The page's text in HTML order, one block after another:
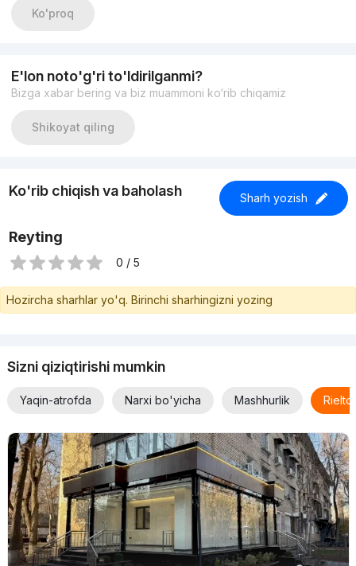
ЦЕНА: $130.000 торг
+998933373776
Ko'proq
E'lon noto'g'ri to'ldirilganmi?
Bizga xabar bering va biz muammoni ko‘rib chiqamiz
Shikoyat qiling
Ko'rib chiqish va baholash Sharh yozish
Reyting
0 / 5
Hozircha sharhlar yo'q. Birinchi sharhingizni yozing
Sizni qiziqtirishi mumkin
Yaqin-atrofda Narxi bo'yicha Mashhurlik